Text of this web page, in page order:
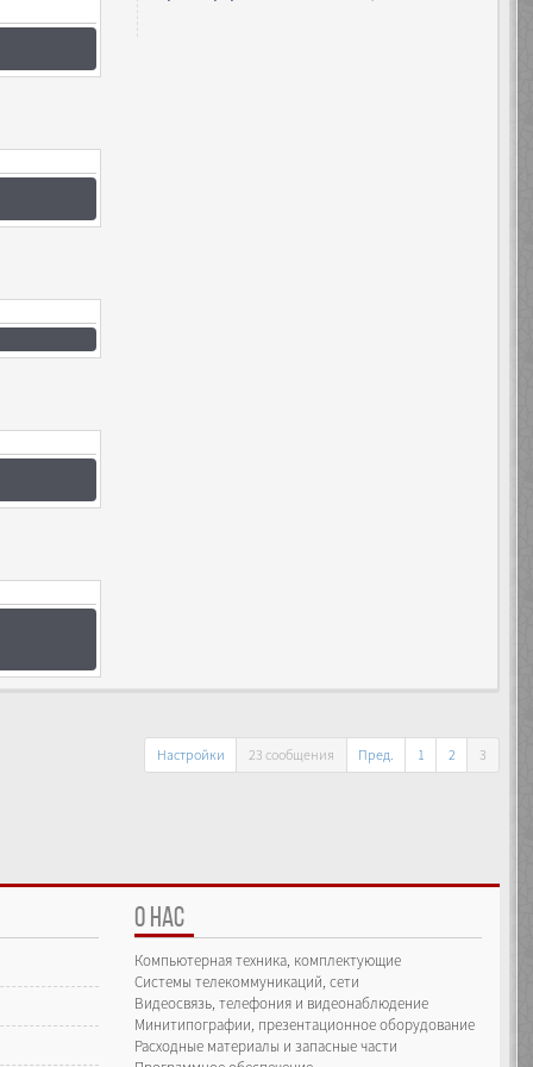
Настройки 23 сообщения Пред. 1 2 3
О НАС
Компьютерная техника, комплектующие
Системы телекоммуникаций, сети
Видеосвязь, телефония и видеонаблюдение
Минитипографии, презентационное оборудование
Расходные материалы и запасные части